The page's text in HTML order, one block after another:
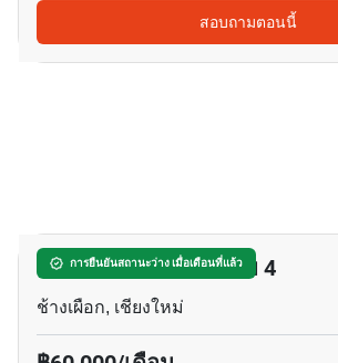
สอบถามตอนนี้
การยืนยันสถานะว่าง เมื่อเดือนที่แล้ว
ฮิลล์ไซด์ คอนโดมิเนียม 4
ช้างเผือก, เชียงใหม่